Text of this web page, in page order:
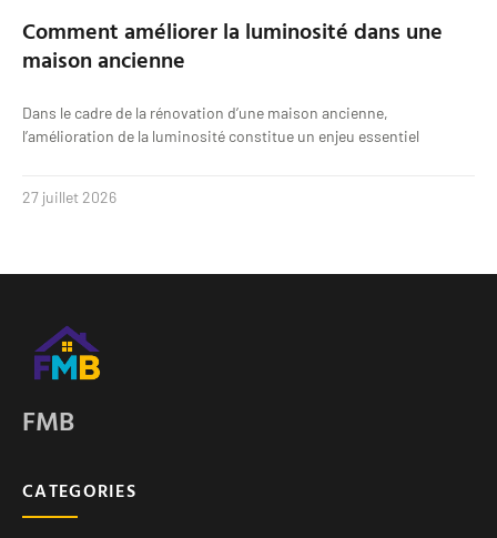
Comment améliorer la luminosité dans une
maison ancienne
Dans le cadre de la rénovation d’une maison ancienne,
l’amélioration de la luminosité constitue un enjeu essentiel
27 juillet 2026
FMB
CATEGORIES